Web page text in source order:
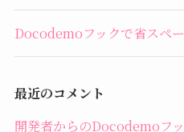
Docodemoフックで省スペー
最近のコメント
開発者からのDocodemoフ